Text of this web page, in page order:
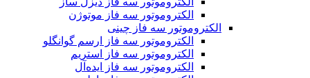
الکتروموتور سه فاز موتوژن
الکتروموتور سه فاز چینی
الکتروموتور سه فاز ارسم گوانگلو
الکتروموتور سه فاز استریم
الکتروموتور سه فاز ایده‌آل